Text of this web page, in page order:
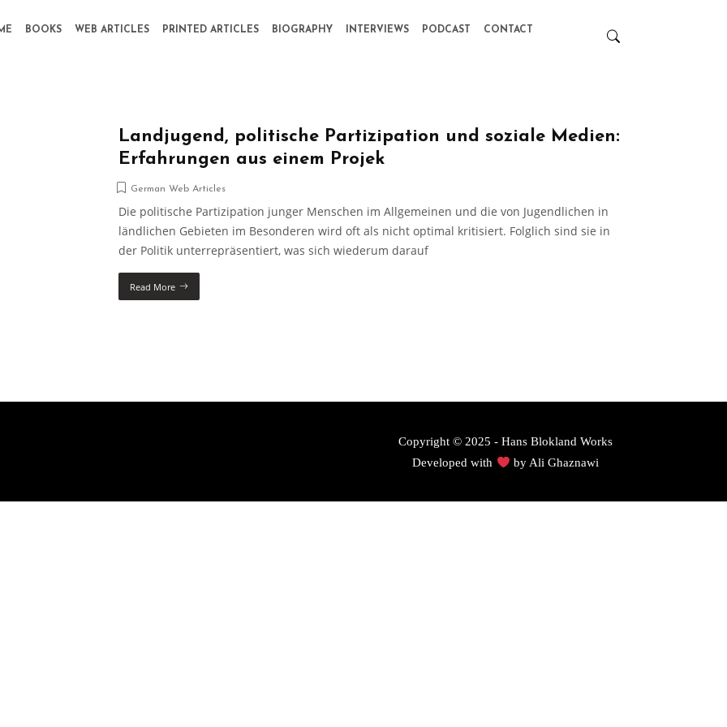
BOOKS WEB ARTICLES PRINTED ARTICLES BIOGRAPHY INTERVIEWS PODCAST CONTACT
Landjugend, politische Partizipation und soziale Medien:
Erfahrungen aus einem Projek
German Web Articles
Die politische Partizipation junger Menschen im Allgemeinen und die von Jugendlichen in
ländlichen Gebieten im Besonderen wird oft als nicht optimal kritisiert. Folglich sind sie in
der Politik unterrepräsentiert, was sich wiederum darauf
Read More
Copyright © 2025 - Hans Blokland Works
Developed with
by Ali Ghaznawi